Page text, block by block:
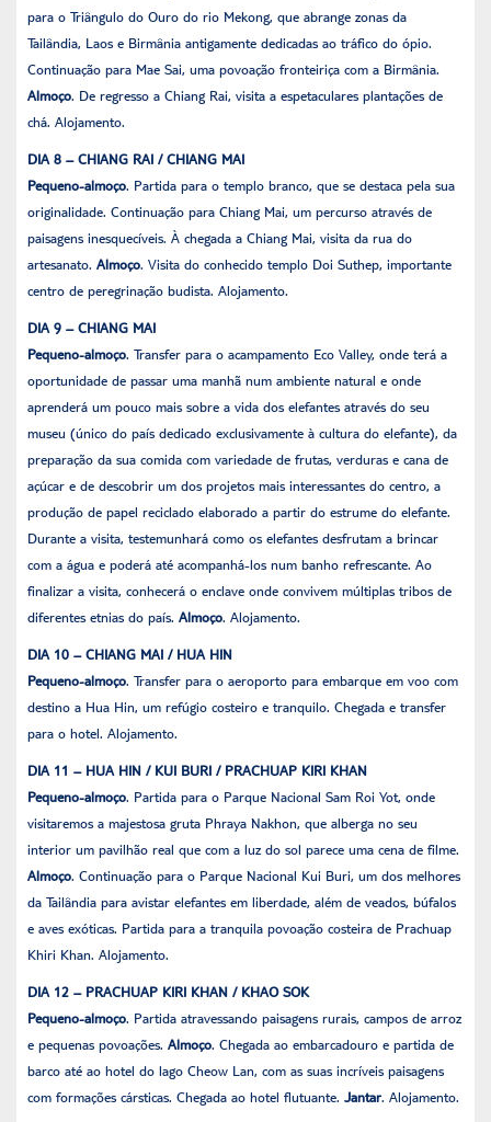
para o Triângulo do Ouro do rio Mekong, que abrange zonas da
Tailândia, Laos e Birmânia antigamente dedicadas ao tráfico do ópio.
Continuação para Mae Sai, uma povoação fronteiriça com a Birmânia.
Almoço. De regresso a Chiang Rai, visita a espetaculares plantações de
chá. Alojamento.
DIA 8 – CHIANG RAI / CHIANG MAI
Pequeno-almoço. Partida para o templo branco, que se destaca pela sua
originalidade. Continuação para Chiang Mai, um percurso através de
paisagens inesquecíveis. À chegada a Chiang Mai, visita da rua do
artesanato. Almoço. Visita do conhecido templo Doi Suthep, importante
centro de peregrinação budista. Alojamento.
DIA 9 – CHIANG MAI
Pequeno-almoço. Transfer para o acampamento Eco Valley, onde terá a
oportunidade de passar uma manhã num ambiente natural e onde
aprenderá um pouco mais sobre a vida dos elefantes através do seu
museu (único do país dedicado exclusivamente à cultura do elefante), da
preparação da sua comida com variedade de frutas, verduras e cana de
açúcar e de descobrir um dos projetos mais interessantes do centro, a
produção de papel reciclado elaborado a partir do estrume do elefante.
Durante a visita, testemunhará como os elefantes desfrutam a brincar
com a água e poderá até acompanhá-los num banho refrescante. Ao
finalizar a visita, conhecerá o enclave onde convivem múltiplas tribos de
diferentes etnias do país. Almoço. Alojamento.
DIA 10 – CHIANG MAI / HUA HIN
Pequeno-almoço. Transfer para o aeroporto para embarque em voo com
destino a Hua Hin, um refúgio costeiro e tranquilo. Chegada e transfer
para o hotel. Alojamento.
DIA 11 – HUA HIN / KUI BURI / PRACHUAP KIRI KHAN
Pequeno-almoço. Partida para o Parque Nacional Sam Roi Yot, onde
visitaremos a majestosa gruta Phraya Nakhon, que alberga no seu
interior um pavilhão real que com a luz do sol parece uma cena de filme.
Almoço. Continuação para o Parque Nacional Kui Buri, um dos melhores
da Tailândia para avistar elefantes em liberdade, além de veados, búfalos
e aves exóticas. Partida para a tranquila povoação costeira de Prachuap
Khiri Khan. Alojamento.
DIA 12 – PRACHUAP KIRI KHAN / KHAO SOK
Pequeno-almoço. Partida atravessando paisagens rurais, campos de arroz
e pequenas povoações. Almoço. Chegada ao embarcadouro e partida de
barco até ao hotel do lago Cheow Lan, com as suas incríveis paisagens
com formações cársticas. Chegada ao hotel flutuante. Jantar. Alojamento.